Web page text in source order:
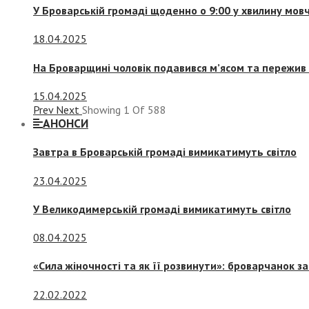
У Броварській громаді щоденно о 9:00 у хвилину
18.04.2025
На Броварщині чоловік подавився м’ясом та пережив
15.04.2025
Prev Next Showing 1 Of 588
АНОНСИ
Завтра в Броварській громаді вимикатимуть світло
23.04.2025
У Великодимерській громаді вимикатимуть світло
08.04.2025
«Сила жіночності та як її розвинути»: броварчанок
22.02.2022